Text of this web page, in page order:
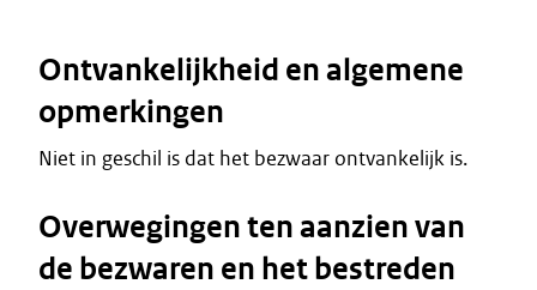
Ontvankelijkheid en algemene
opmerkingen
Niet in geschil is dat het bezwaar ontvankelijk is.
Overwegingen ten aanzien van
de bezwaren en het bestreden